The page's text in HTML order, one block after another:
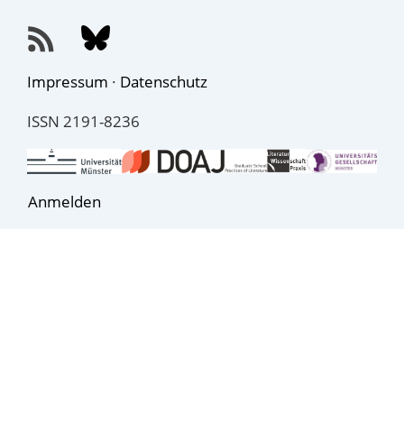
Impressum · Datenschutz
ISSN 2191-8236
Anmelden